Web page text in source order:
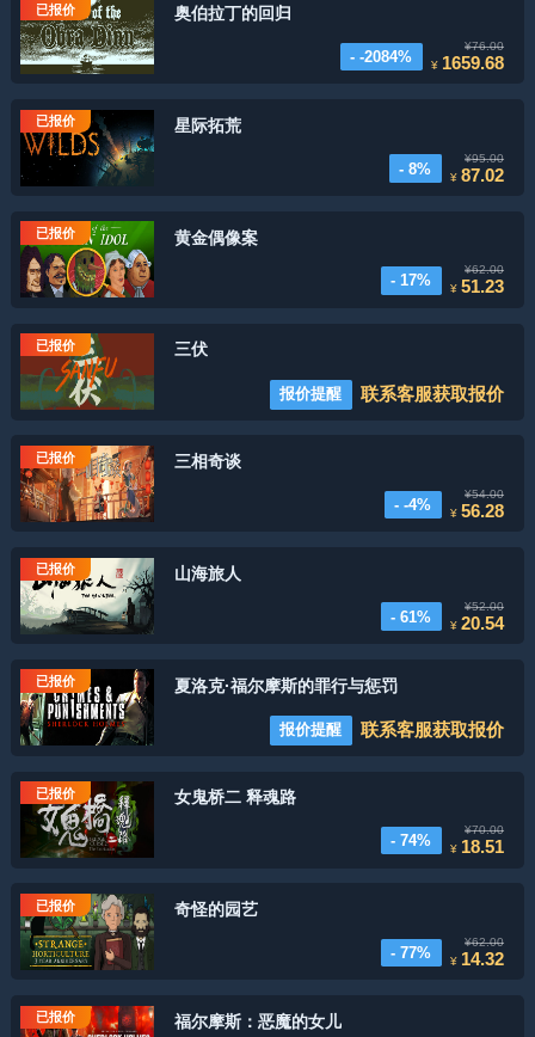
已报价 奥伯拉丁的回归
- -2084%
¥76.00
¥ 1659.68
已报价 星际拓荒
- 8%
¥95.00
¥87.02
已报价 黄金偶像案
- 17%
¥62.00
¥51.23
已报价 三伏
报价提醒 联系客服获取报价
已报价 三相奇谈
- -4%
¥54.00
¥56.28
已报价 山海旅人
- 61%
¥52.00
¥20.54
已报价 夏洛克·福尔摩斯的罪行与惩罚
报价提醒 联系客服获取报价
已报价 女鬼桥二 释魂路
- 74%
¥70.00
¥ 18.51
已报价 奇怪的园艺
- 77%
¥62.00
¥ 14.32
已报价 福尔摩斯：恶魔的女儿